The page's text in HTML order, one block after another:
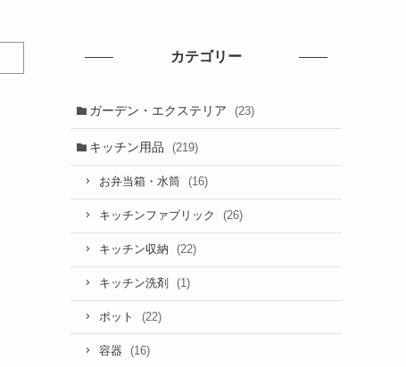
カテゴリー
ガーデン・エクステリア (23)
キッチン用品 (219)
お弁当箱・水筒 (16)
キッチンファブリック (26)
キッチン収納 (22)
キッチン洗剤 (1)
ポット (22)
容器 (16)